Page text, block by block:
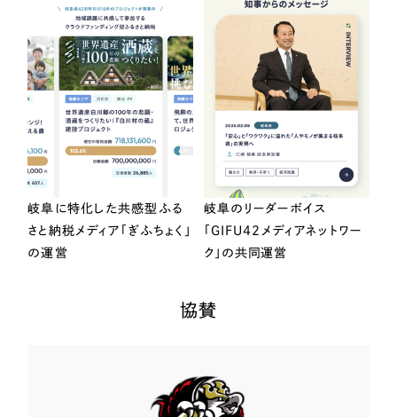
岐阜に特化した共感型ふる
さと納税メディア「ぎふちょく」
の運営
岐阜のリーダーボイス
「GIFU42メディアネットワー
ク」の共同運営
協賛